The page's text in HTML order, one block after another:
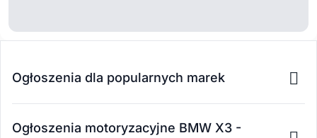
Ogłoszenia dla popularnych marek
Ogłoszenia motoryzacyjne BMW X3 -